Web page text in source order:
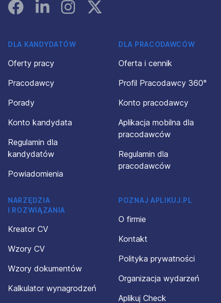
FacebookLinked InInstagramInstagram
DLA KANDYDATÓW
Oferty pracy
Pracodawcy
Porady
Konto kandydata
Regulamin dla
kandydatów
Powiadomienia
DLA PRACODAWCÓW
Oferta i cennik
Profil Pracodawcy 360°
Konto pracodawcy
Aplikacja mobilna dla
pracodawców
Regulamin dla
pracodawców
NARZĘDZIA
I ROZWIĄZANIA
Kreator CV
Wzory CV
Wzory dokumentów
Kalkulator wynagrodzeń
POZNAJ APLIKUJ.PL
O firmie
Kontakt
Polityka prywatności
Organizacja wydarzeń
Aplikuj Check